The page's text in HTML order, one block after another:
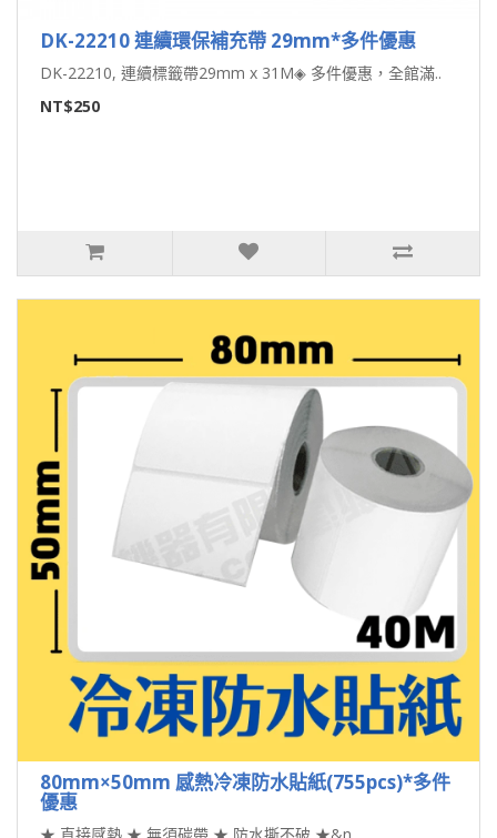
DK-22210 連續環保補充帶 29mm*多件優惠
DK-22210, 連續標籤帶29mm x 31M◈ 多件優惠，全館滿..
NT$250
80mm×50mm 感熱冷凍防水貼紙(755pcs)*多件
優惠